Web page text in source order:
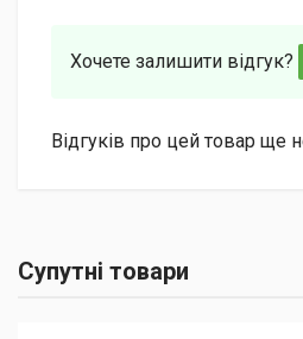
Хочете залишити відгук?
Відгуків про цей товар ще
Супутні товари